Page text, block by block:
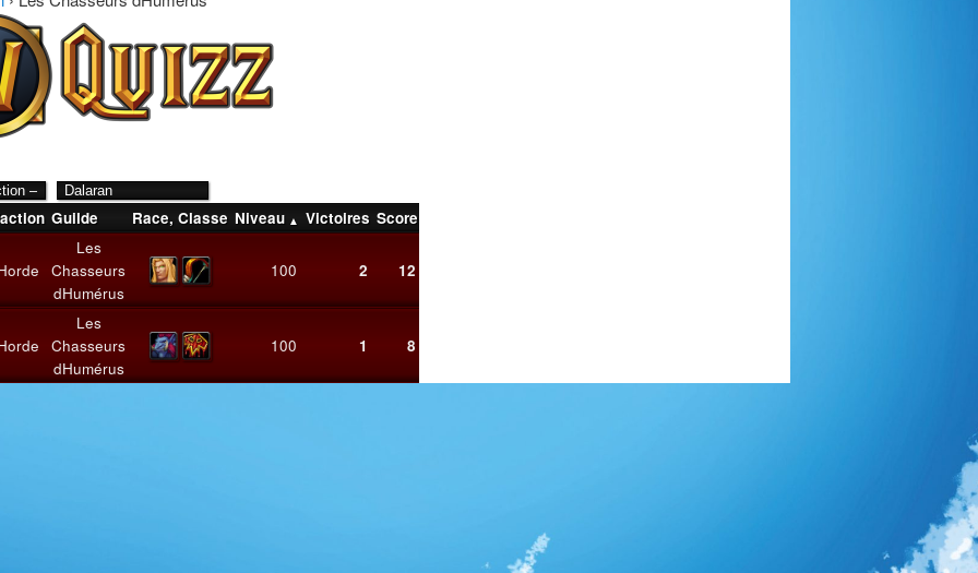
Guilde Race, Classe Niveau Victoires Score
Les
Chasseurs
dHumérus
100 2 12
Les
Chasseurs
dHumérus
100 1 8